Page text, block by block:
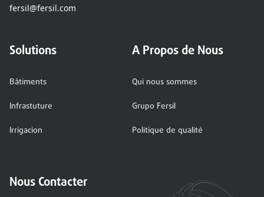
fersil@fersil.com
Solutions
Bâtiments
Infrastuture
Irrigacion
A Propos de Nous
Qui nous sommes
Grupo Fersil
Politique de qualité
Nous Contacter